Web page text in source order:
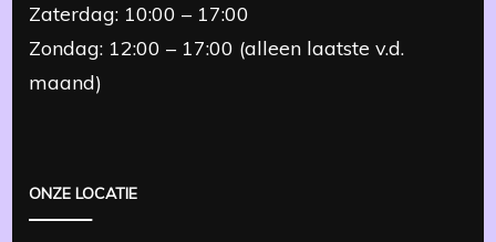
Zaterdag: 10:00 – 17:00
Zondag: 12:00 – 17:00 (alleen laatste v.d.
maand)
ONZE LOCATIE